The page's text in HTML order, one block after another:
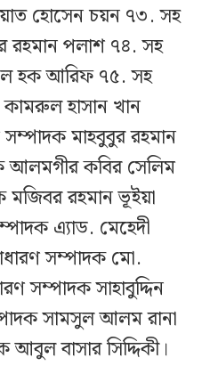
হোসেন চয়ন ৭৩. সহ
রহমান পলাশ ৭৪. সহ
হক আরিফ ৭৫. সহ
হাসান খান
মাহবুবুর রহমান
আলমগীর কবির সেলিম
মজিবর রহমান ভূইয়া
এ্যাড. মেহেদী
সম্পাদক মো.
সম্পাদক সাহাবুদ্দিন
সামসুল আলম রানা
বাসার সিদ্দিকী।